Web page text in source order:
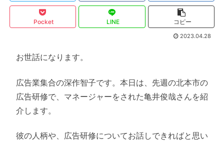
Pocket LINE コピー
2023.04.28
お世話になります。
広告業集合の深作智子です。本日は、先週の北本市の
広告研修で、マネージャーをされた亀井俊哉さんを紹
介します。
彼の人柄や、広告研修についてお話しできればと思い